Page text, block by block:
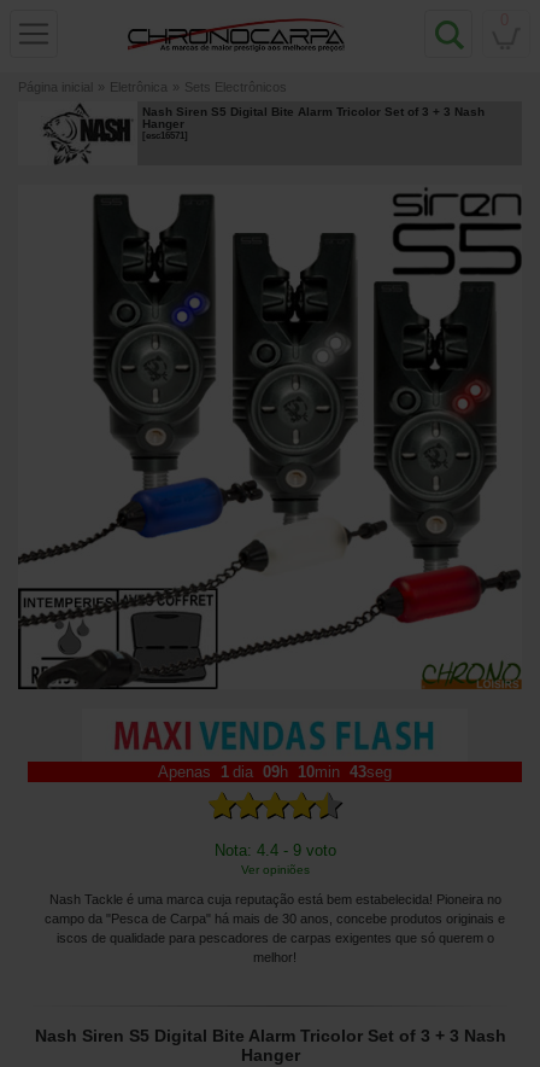
Página inicial » Eletrônica » Sets Electrônicos
Nash Siren S5 Digital Bite Alarm Tricolor Set of 3 + 3 Nash
Hanger
[esc16571]
Apenas 1 dia 09h 10min 42seg
Nota: 4.4 - 9 voto
Ver opiniões
Nash Tackle é uma marca cuja reputação está bem estabelecida! Pioneira no
campo da "Pesca de Carpa" há mais de 30 anos, concebe produtos originais e
iscos de qualidade para pescadores de carpas exigentes que só querem o
melhor!
Nash Siren S5 Digital Bite Alarm Tricolor Set of 3 + 3 Nash
Hanger